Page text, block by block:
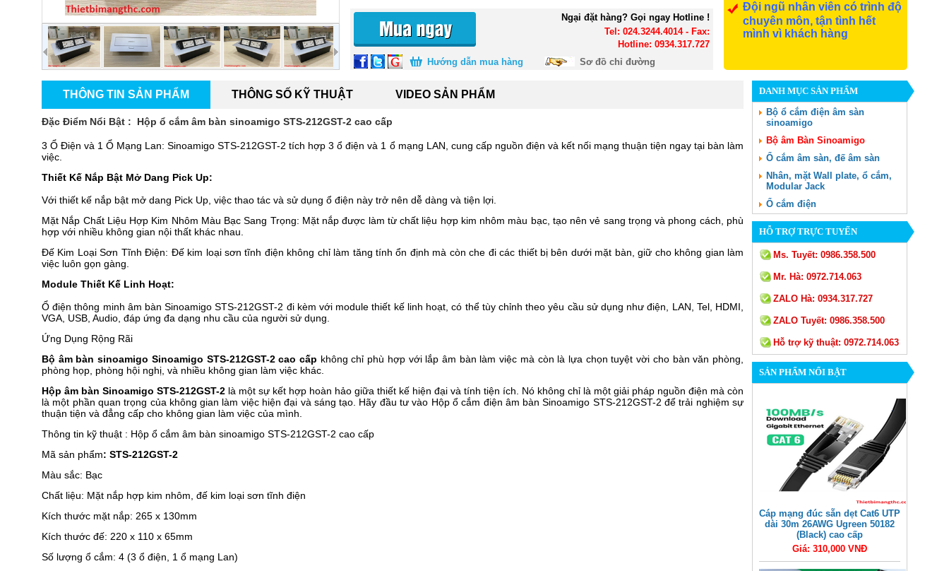
Ngại đặt hàng? Gọi ngay Hotline !
Tel: 024.3244.4014 - Fax:
Hotline: 0934.317.727
Hướng dẫn mua hàng
Sơ đồ chỉ đường
Đội ngũ nhân viên có trình độ
chuyên môn, tận tình hết
mình vì khách hàng
THÔNG TIN SẢN PHẨM THÔNG SỐ KỸ THUẬT VIDEO SẢN PHẨM
Đặc Điểm Nổi Bật : Hộp ổ cắm âm bàn sinoamigo STS-212GST-2 cao cấp
3 Ổ Điện và 1 Ổ Mạng Lan: Sinoamigo STS-212GST-2 tích hợp 3 ổ điện và 1 ổ mạng LAN, cung cấp nguồn điện và kết nối mạng thuận tiện ngay tại bàn làm
việc.
Thiết Kế Nắp Bật Mở Dang Pick Up:
Với thiết kế nắp bật mở dang Pick Up, việc thao tác và sử dụng ổ điện này trở nên dễ dàng và tiện lợi.
Mặt Nắp Chất Liệu Hợp Kim Nhôm Màu Bạc Sang Trọng: Mặt nắp được làm từ chất liệu hợp kim nhôm màu bạc, tạo nên vẻ sang trọng và phong cách, phù
hợp với nhiều không gian nội thất khác nhau.
Đế Kim Loại Sơn Tĩnh Điện: Đế kim loại sơn tĩnh điện không chỉ làm tăng tính ổn định mà còn che đi các thiết bị bên dưới mặt bàn, giữ cho không gian làm
việc luôn gọn gàng.
Module Thiết Kế Linh Hoạt:
Ổ điện thông minh âm bàn Sinoamigo STS-212GST-2 đi kèm với module thiết kế linh hoạt, có thể tùy chỉnh theo yêu cầu sử dụng như điện, LAN, Tel, HDMI,
VGA, USB, Audio, đáp ứng đa dạng nhu cầu của người sử dụng.
Ứng Dụng Rộng Rãi
Bộ âm bàn sinoamigo Sinoamigo STS-212GST-2 cao cấp không chỉ phù hợp với lắp âm bàn làm việc mà còn là lựa chọn tuyệt vời cho bàn văn phòng,
phòng họp, phòng hội nghị, và nhiều không gian làm việc khác.
Hộp âm bàn Sinoamigo STS-212GST-2 là một sự kết hợp hoàn hảo giữa thiết kế hiện đại và tính tiện ích. Nó không chỉ là một giải pháp nguồn điện mà còn
là một phần quan trọng của không gian làm việc hiện đại và sáng tạo. Hãy đầu tư vào Hộp ổ cắm điện âm bàn Sinoamigo STS-212GST-2 để trải nghiệm sự
thuận tiện và đẳng cấp cho không gian làm việc của mình.
Thông tin kỹ thuật : Hộp ổ cắm âm bàn sinoamigo STS-212GST-2 cao cấp
Mã sản phẩm: STS-212GST-2
Màu sắc: Bạc
Chất liệu: Mặt nắp hợp kim nhôm, đế kim loại sơn tĩnh điện
Kích thước mặt nắp: 265 x 130mm
Kích thước đế: 220 x 110 x 65mm
Số lượng ổ cắm: 4 (3 ổ điện, 1 ổ mạng Lan)
DANH MỤC SẢN PHẨM
Bộ ổ cắm điện âm sàn
sinoamigo
Bộ âm Bàn Sinoamigo
Ổ cắm âm sàn, đế âm sàn
Nhân, mặt Wall plate, ổ cắm,
Modular Jack
Ổ cắm điện
HỖ TRỢ TRỰC TUYẾN
Ms. Tuyết: 0986.358.500
Mr. Hà: 0972.714.063
ZALO Hà: 0934.317.727
ZALO Tuyết: 0986.358.500
Hỗ trợ kỹ thuật: 0972.714.063
SẢN PHẨM NỔI BẬT
Cáp mạng đúc sẵn dẹt Cat6 UTP
dài 30m 26AWG Ugreen 50182
(Black) cao cấp
Giá: 310,000 VNĐ